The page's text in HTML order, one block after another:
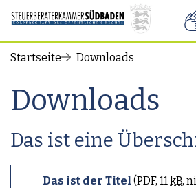
Zum Inhalt springen
Startseite Downloads
Downloads
Das ist eine
Das ist der Titel (PDF, 11kB,